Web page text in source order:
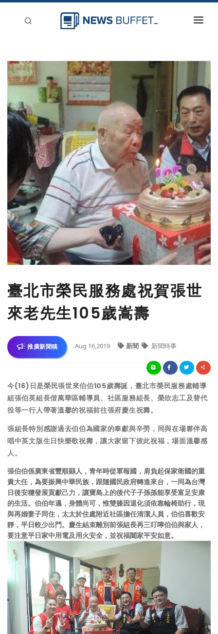
新聞稿分類
登入
刊登
臺北市榮民服務處祝賀張世
來老先生105歲嵩壽
推廣新聞稿 Aug 16,2019 新聞 新聞時事
今(16)日是榮民張世來伯伯105歲壽誕，臺北市榮民服務處輔導
組張伯英組長偕萬華區輔導員、社區服務組長、榮欣志工及替代
役等一行人帶著溫馨的祝福前往張府慶生祝壽。
張組長特別感謝過去伯伯為國家的奉獻與辛勞，同與在場夥伴高
唱中英文版生日快樂歌祝壽，讓大家留下彼此祝福，場面溫馨感
人。
張伯伯係廣東省豐順縣人，青年時從軍報國，肩負起保家衛國的重
責大任，為要振興中華民族，跟隨國民政府轉進來台，一同為台灣
日後安穩發展貢獻己力，讓寶島上的後代子子孫孫能享受富足安康
的生活。伯伯年邁，身體尚可，惟雙膝因退化須依靠輪椅助行，現
與再婚妻子同住，太太於住處附近社區擔任清潔人員，伯伯喜歡安
靜，平日較少出門。慶生結束離別前張組長再三叮嚀伯伯與家人，
要注意平日家中用電及用火安全，並祝福闔家平安如意。